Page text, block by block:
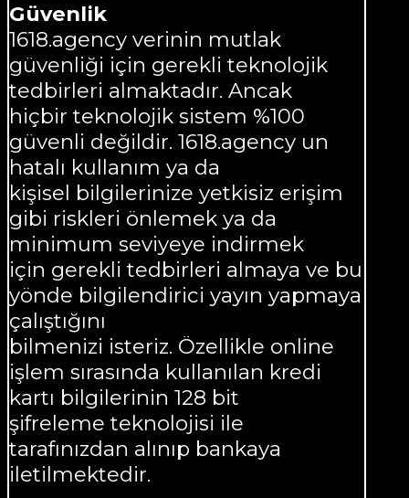
Güvenlik
1618.agency verinin mutlak
güvenliği için gerekli teknolojik
tedbirleri almaktadır. Ancak
hiçbir teknolojik sistem %100
güvenli değildir. 1618.agency un
hatalı kullanım ya da
kişisel bilgilerinize yetkisiz erişim
gibi riskleri önlemek ya da
minimum seviyeye indirmek
için gerekli tedbirleri almaya ve bu
yönde bilgilendirici yayın yapmaya
çalıştığını
bilmenizi isteriz. Özellikle online
işlem sırasında kullanılan kredi
kartı bilgilerinin 128 bit
şifreleme teknolojisi ile
tarafınızdan alınıp bankaya
iletilmektedir.